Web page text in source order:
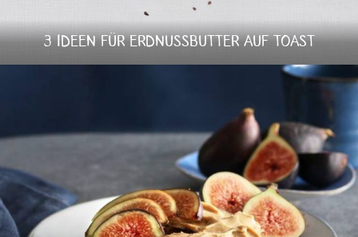
3 IDEEN FÜR ERDNUSSBUTTER AUF TOAST